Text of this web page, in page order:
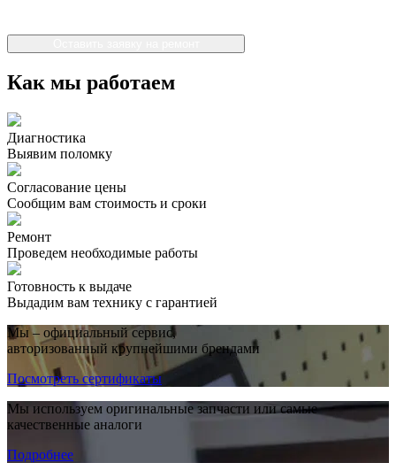
Как мы работаем
Диагностика
Выявим поломку
Согласование цены
Сообщим вам стоимость и сроки
Ремонт
Проведем необходимые работы
Готовность к выдаче
Выдадим вам технику с гарантией
Мы – официальный сервис,
авторизованный крупнейшими брендами
Посмотреть сертификаты
Мы используем оригинальные запчасти или самые
качественные аналоги
Подробнее